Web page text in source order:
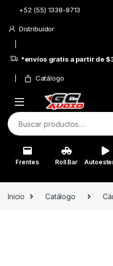
Skip to navigation
Skip to content
+52 (55) 1338-8713
Distribuidor
*envíos gratis a partir de
Catálogo
Buscar por:
Frentes Roll Bar
Inicio Catálogo